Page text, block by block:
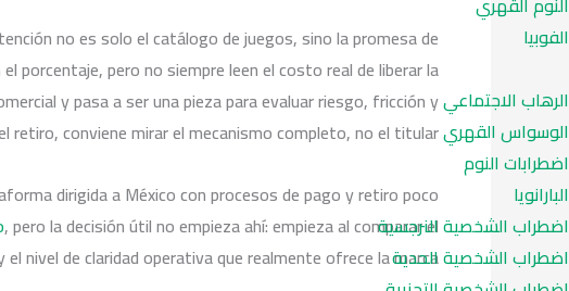
الفوبيا
الرهاب الاجتماعي
الوسواس القهري
اضطرابات النوم
البارانويا
اضطراب الشخصية النرجسية
اضطراب الشخصية الحدية
no es solo el catálogo de juegos, sino la promesa de
porcentaje, pero no siempre leen el costo real de liberar la
y pasa a ser una pieza para evaluar riesgo, fricción y
conviene mirar el mecanismo completo, no el titular.
dirigida a México con procesos de pago y retiro poco
, pero la decisión útil no empieza ahí: empieza al comparar el
nivel de claridad operativa que realmente ofrece la marca.